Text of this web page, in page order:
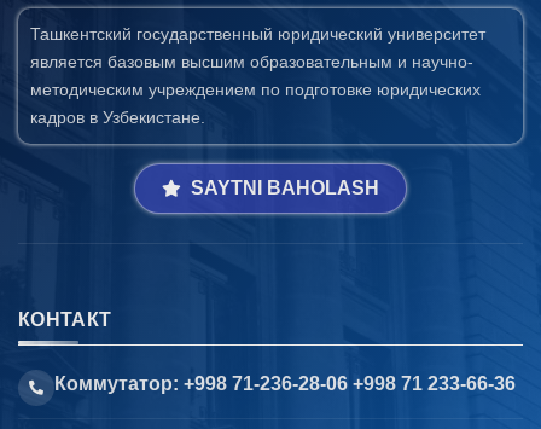
Ташкентский государственный юридический университет
является базовым высшим образовательным и научно-
методическим учреждением по подготовке юридических
кадров в Узбекистане.
SAYTNI BAHOLASH
КОНТАКТ
Коммутатор: +998 71-236-28-06 +998 71 233-66-36